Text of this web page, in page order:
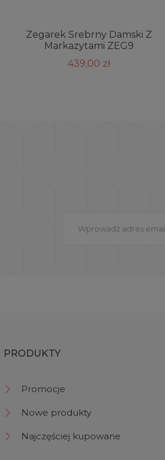
Zegarek Srebrny Damski Z
Markazytami ZEG9
439,00 zł
PRODUKTY
Promocje
Nowe produkty
Najczęściej kupowane